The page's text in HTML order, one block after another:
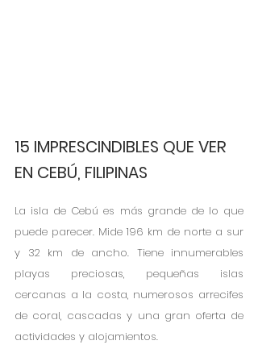
15 IMPRESCINDIBLES QUE VER
EN CEBÚ, FILIPINAS
La isla de Cebú es más grande de lo que
puede parecer. Mide 196 km de norte a sur
y 32 km de ancho. Tiene innumerables
playas preciosas, pequeñas islas
cercanas a la costa, numerosos arrecifes
de coral, cascadas y una gran oferta de
actividades y alojamientos.